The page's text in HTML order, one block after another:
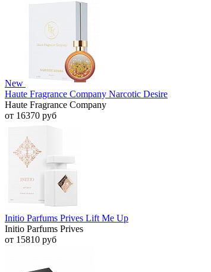
New
Haute Fragrance Company Narcotic Desire
Haute Fragrance Company
от 16370 руб
Initio Parfums Prives Lift Me Up
Initio Parfums Prives
от 15810 руб